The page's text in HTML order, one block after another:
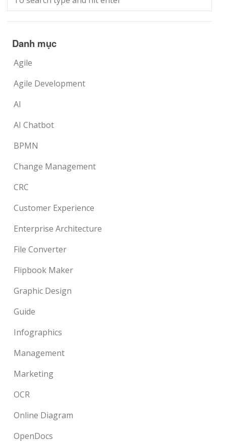
Danh mục
Agile
Agile Development
AI
AI Chatbot
BPMN
Change Management
CRC
Customer Experience
Enterprise Architecture
File Converter
Flipbook Maker
Graphic Design
Guide
Infographics
Management
Marketing
OCR
Online Diagram
OpenDocs